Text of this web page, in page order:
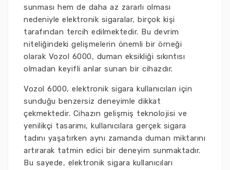
sunması hem de daha az zararlı olması
nedeniyle elektronik sigaralar, birçok kişi
tarafından tercih edilmektedir. Bu devrim
niteliğindeki gelişmelerin önemli bir örneği
olarak Vozol 6000, duman eksikliği sıkıntısı
olmadan keyifli anlar sunan bir cihazdır.
Vozol 6000, elektronik sigara kullanıcıları için
sunduğu benzersiz deneyimle dikkat
çekmektedir. Cihazın gelişmiş teknolojisi ve
yenilikçi tasarımı, kullanıcılara gerçek sigara
tadını yaşatırken aynı zamanda duman miktarını
artırarak tatmin edici bir deneyim sunmaktadır.
Bu sayede, elektronik sigara kullanıcıları